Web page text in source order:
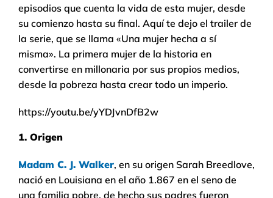
episodios que cuenta la vida de esta mujer, desde
su comienzo hasta su final. Aquí te dejo el trailer de
la serie, que se llama «Una mujer hecha a sí
misma». La primera mujer de la historia en
convertirse en millonaria por sus propios medios,
desde la pobreza hasta crear todo un imperio.
https://youtu.be/yYDJvnDfB2w
1. Origen
Madam C. J. Walker, en su origen Sarah Breedlove,
nació en Louisiana en el año 1.867 en el seno de
una familia pobre, de hecho sus padres fueron